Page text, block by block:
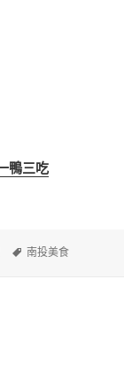
鴨三吃
標
南投美食